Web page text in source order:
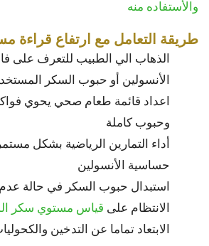
والأستفاده منه
طريقة التعامل مع ارتفاع قراءة
الذهاب الي الطبيب للتعرف على
الأنسولين أو حبوب السكر
اعداد قائمة طعام صحي يحوي
وحبوب كاملة
أداء التمارين الرياضية بشكل
حساسية الأنسولين
استبدال حبوب السكر في حالة عدم
الانتظام على قياس مستوي سكر
الابتعاد تماما عن التدخين